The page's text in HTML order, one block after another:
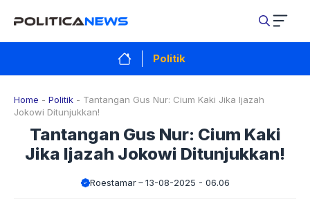
isi
Politik
Home - Politik - Tantangan Gus Nur: Cium Kaki Jika Ijazah
Jokowi Ditunjukkan!
Tantangan Gus Nur: Cium Kaki
Jika Ijazah Jokowi Ditunjukkan!
Roestamar 13-08-2025 - 06.06